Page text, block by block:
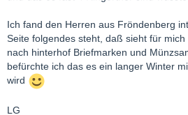
Ich fand den Herren aus Fröndenberg
Seite folgendes steht, daß sieht für
nach hinterhof Briefmarken und
befürchte ich das es ein langer Winter
wird
LG